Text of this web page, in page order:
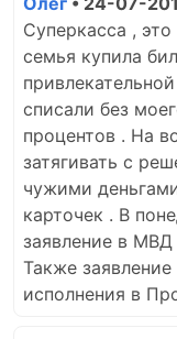
Суперкасса ,
семья купила
списали без
процентов . На
затягивать с
чужими
карточек . В
заявление в
Также
исполнения в